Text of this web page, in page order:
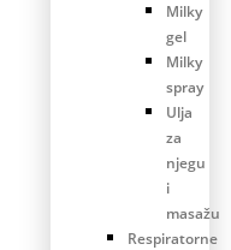
Milky
gel
Milky
spray
Ulja
za
njegu
i
masažu
Respiratorne